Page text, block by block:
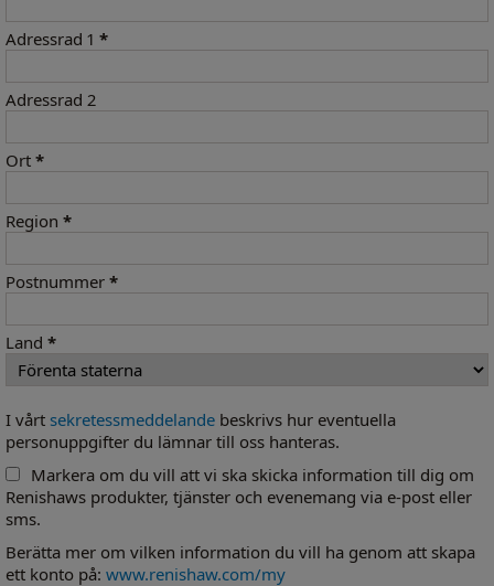
Adressrad 1 *
Adressrad 2
Ort *
Region *
Postnummer *
Land *
I vårt sekretessmeddelande beskrivs hur eventuella
personuppgifter du lämnar till oss hanteras.
Markera om du vill att vi ska skicka information till dig om
Renishaws produkter, tjänster och evenemang via e-post eller
sms.
Berätta mer om vilken information du vill ha genom att skapa
ett konto på: www.renishaw.com/my